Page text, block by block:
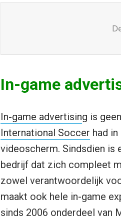
In-game
In-game advertising is
International Soccer had
videoscherm. Sindsdien is
bedrijf dat zich compleet
zowel verantwoordelijk
maakt ook hele in-game
sinds 2006 onderdeel van